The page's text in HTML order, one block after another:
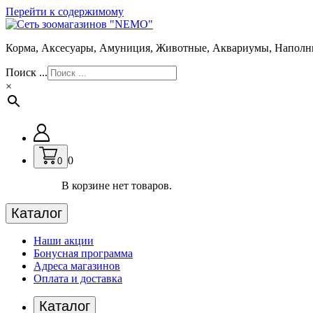
Перейти к содержимому
Корма, Аксесуары, Амуниция, Животные, Аквариумы,
Поиск ...
×
0 0
В корзине нет товаров.
Каталог
Наши акции
Бонусная программа
Адреса магазинов
Оплата и доставка
Каталог